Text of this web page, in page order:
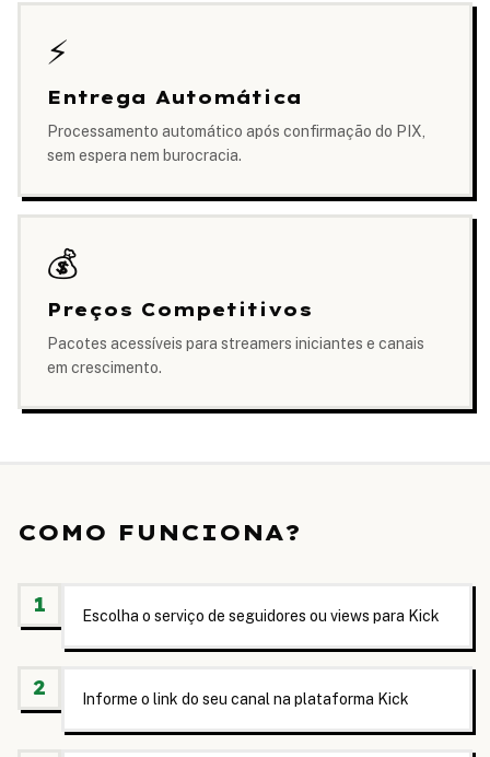
⚡
Entrega Automática
Processamento automático após confirmação do PIX,
sem espera nem burocracia.
💰
Preços Competitivos
Pacotes acessíveis para streamers iniciantes e canais
em crescimento.
COMO FUNCIONA?
1 Escolha o serviço de seguidores ou views para Kick
2 Informe o link do seu canal na plataforma Kick